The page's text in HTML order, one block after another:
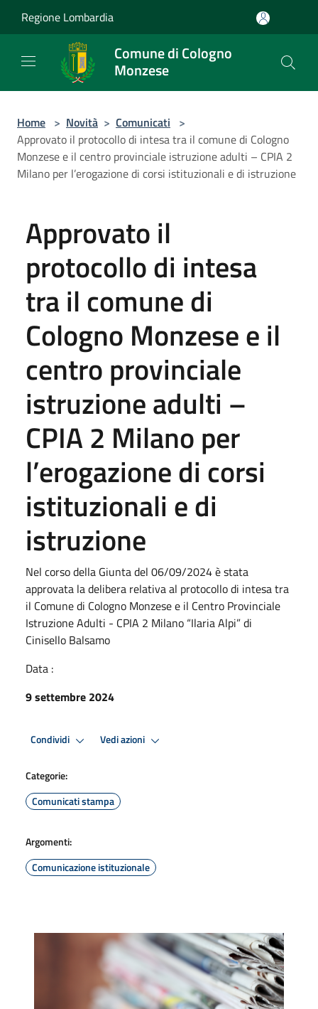
Regione Lombardia
Comune di Cologno
Monzese
Home > Novità > Comunicati >
Approvato il protocollo di intesa tra il comune di Cologno
Monzese e il centro provinciale istruzione adulti – CPIA 2
Milano per l’erogazione di corsi istituzionali e di istruzione
Approvato il
protocollo di intesa
tra il comune di
Cologno Monzese e il
centro provinciale
istruzione adulti –
CPIA 2 Milano per
l’erogazione di corsi
istituzionali e di
istruzione
Nel corso della Giunta del 06/09/2024 è stata
approvata la delibera relativa al protocollo di intesa tra
il Comune di Cologno Monzese e il Centro Provinciale
Istruzione Adulti - CPIA 2 Milano “Ilaria Alpi” di
Cinisello Balsamo
Data :
9 settembre 2024
Condividi Vedi azioni
Categorie:
Comunicati stampa
Argomenti:
Comunicazione istituzionale